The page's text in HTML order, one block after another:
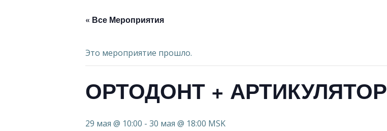
« Все Мероприятия
Это мероприятие прошло.
ОРТОДОНТ + АРТИКУЛЯТОР
29 мая @ 10:00 - 30 мая @ 18:00 MSK